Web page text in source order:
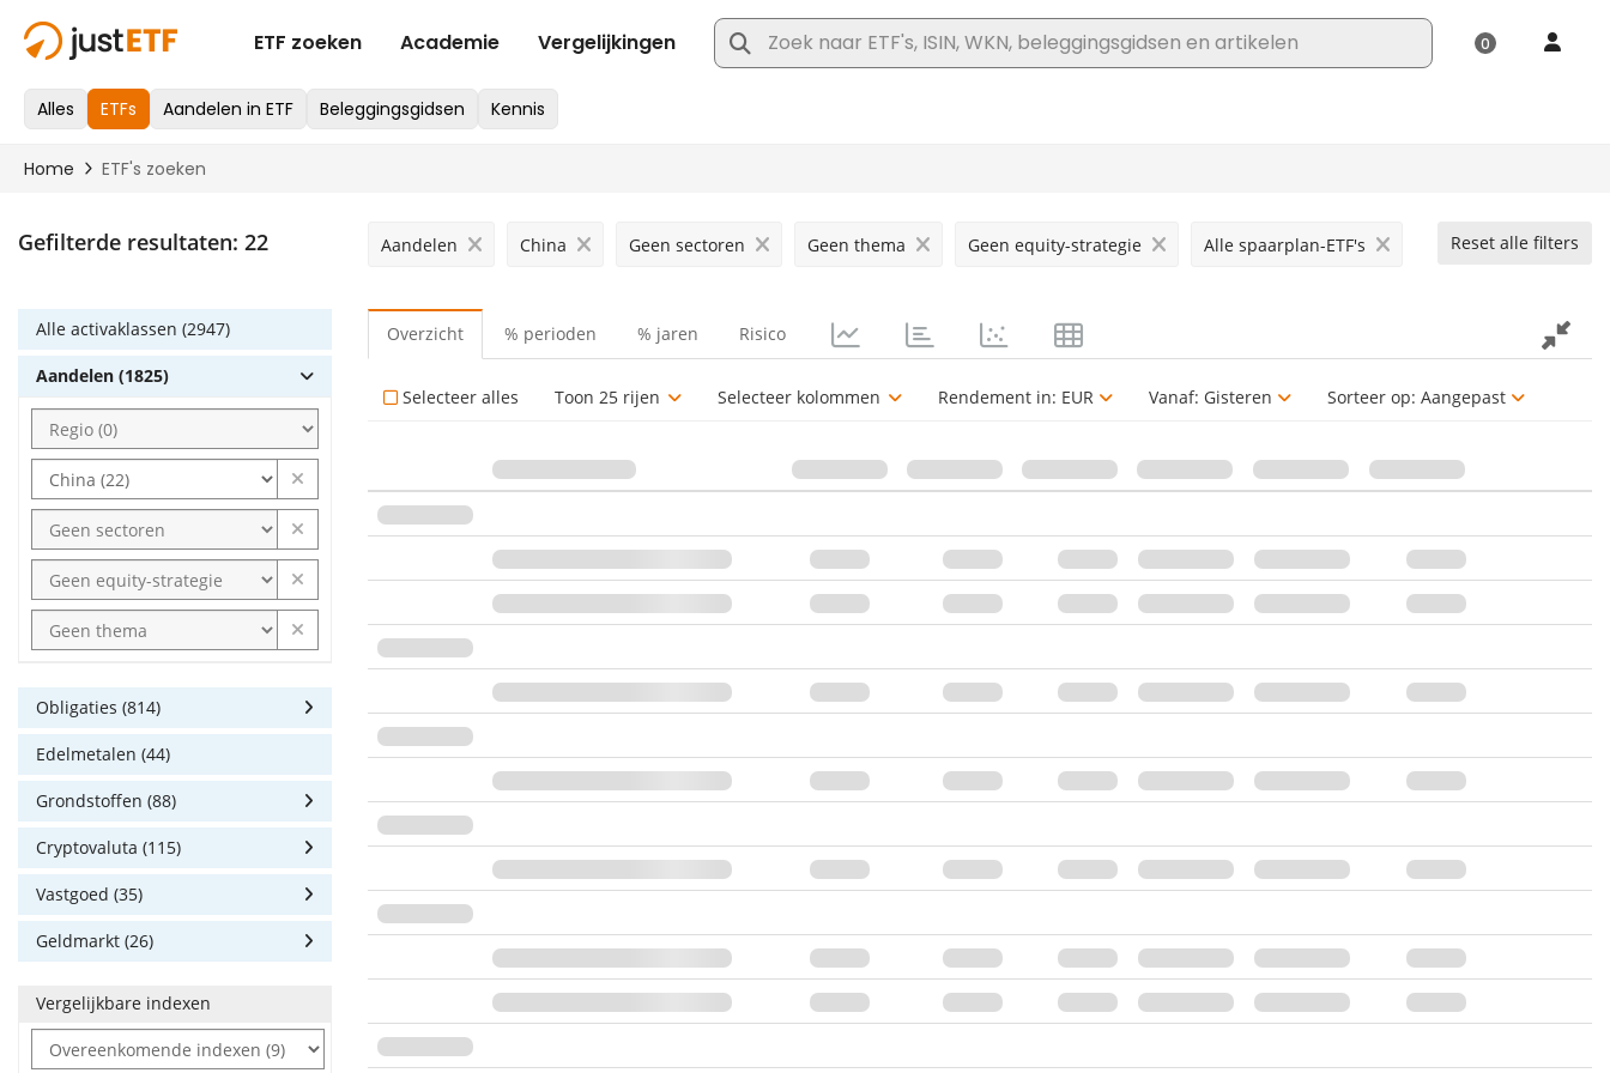
Gefilterde resultaten: 22 Aandelen China Geen sectoren Geen thema Geen equity-strategie Alle spaarplan-ETF's Reset alle filters
Alle activaklassen (2947)
Aandelen (1825)
Obligaties (814)
Edelmetalen (44)
Grondstoffen (88)
Cryptovaluta (115)
Vastgoed (35)
Geldmarkt (26)
Vergelijkbare indexen
Overzicht % perioden % jaren Risico
Selecteer alles Toon 25 rijen Selecteer kolommen Rendement in: EUR Vanaf: Gisteren Sorteer op: Aangepast